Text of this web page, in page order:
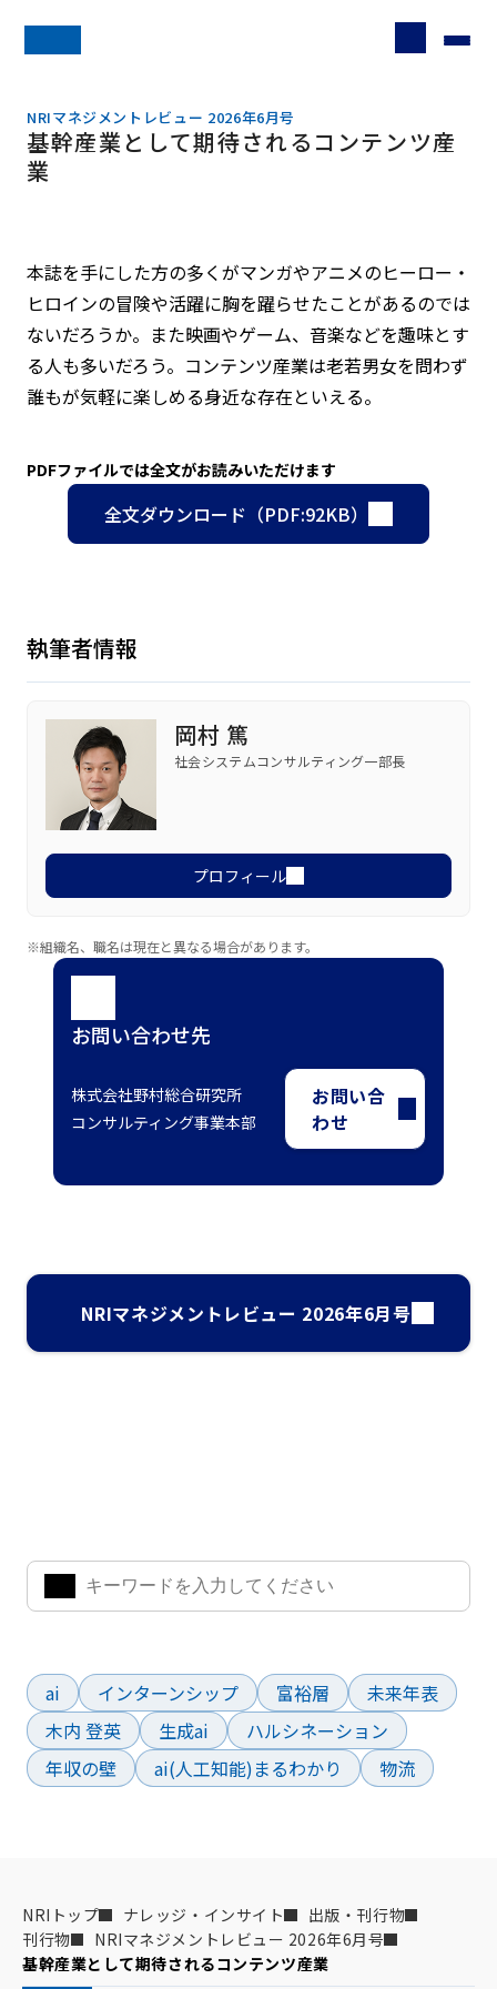
NRIマネジメントレビュー 2026年6月号
基幹産業として期待されるコンテンツ産
業
本誌を手にした方の多くがマンガやアニメのヒーロー・
ヒロインの冒険や活躍に胸を躍らせたことがあるのでは
ないだろうか。また映画やゲーム、音楽などを趣味とす
る人も多いだろう。コンテンツ産業は老若男女を問わず
誰もが気軽に楽しめる身近な存在といえる。
PDFファイルでは全文がお読みいただけます
全文ダウンロード（PDF:92KB）
執筆者情報
岡村 篤
社会システムコンサルティング一部長
プロフィール
※組織名、職名は現在と異なる場合があります。
お問い合わせ先
株式会社野村総合研究所
コンサルティング事業本部
お問い合
わせ
NRIマネジメントレビュー 2026年6月号
ai
インターンシップ 富裕層
未来年表
木内 登英
生成ai
ハルシネーション
年収の壁
ai(人工知能)まるわかり 物流
NRIトップ ナレッジ・インサイト
出版・刊行物
刊行物
NRIマネジメントレビュー 2026年6月号
基幹産業として期待されるコンテンツ産業